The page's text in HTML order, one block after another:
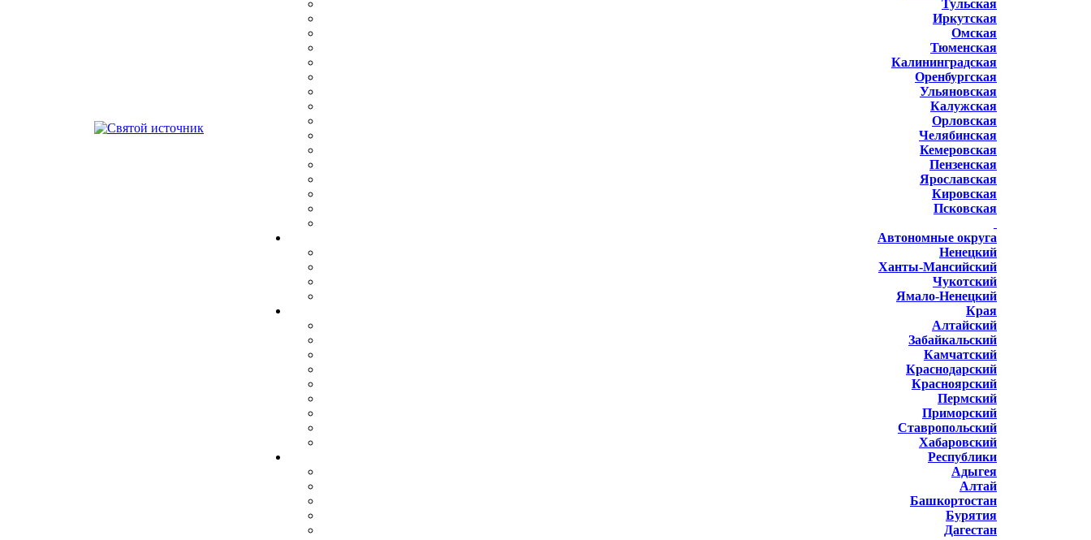
Тульская
Иркутская
Омская
Тюменская
Калининградская
Оренбургская
Ульяновская
Калужская
Орловская
Челябинская
Кемеровская
Пензенская
Ярославская
Кировская
Псковская
Автономные округа
Ненецкий
Ханты-Мансийский
Чукотский
Ямало-Ненецкий
Края
Алтайский
Забайкальский
Камчатский
Краснодарский
Красноярский
Пермский
Приморский
Ставропольский
Хабаровский
Республики
Адыгея
Алтай
Башкортостан
Бурятия
Дагестан